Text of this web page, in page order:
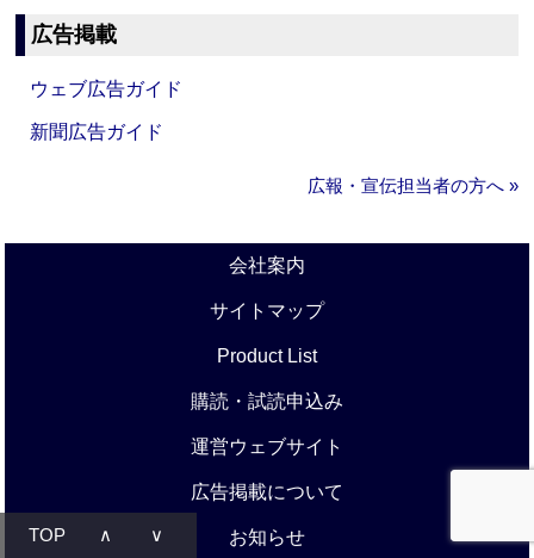
広告掲載
ウェブ広告ガイド
新聞広告ガイド
広報・宣伝担当者の方へ »
会社案内
サイトマップ
Product List
購読・試読申込み
運営ウェブサイト
広告掲載について
お知らせ
TOP ∧ ∨